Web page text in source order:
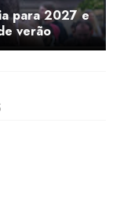
para 2027 e
verão